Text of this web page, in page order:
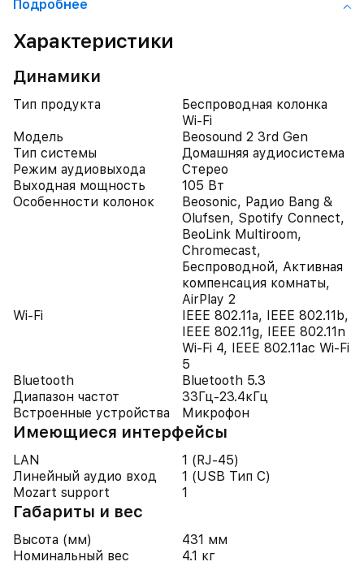
Подробнее
Характеристики
Динамики
Тип продукта
Беспроводная колонка
Wi-Fi
Модель
Beosound 2 3rd Gen
Тип системы
Домашняя аудиосистема
Режим аудиовыхода
Стерео
Выходная мощность
105 Вт
Особенности колонок
Beosonic, Радио Bang &
Olufsen, Spotify Connect,
BeoLink Multiroom,
Chromecast,
Беспроводной, Активная
компенсация комнаты,
AirPlay 2
Wi-Fi
IEEE 802.11a, IEEE 802.11b,
IEEE 802.11g, IEEE 802.11n
Wi-Fi 4, IEEE 802.11ac Wi-Fi
5
Bluetooth
Bluetooth 5.3
Диапазон частот
33Гц-23.4кГц
Встроенные устройства
Микрофон
Имеющиеся интерфейсы
LAN
1 (RJ-45)
Линейный аудио вход
1 (USB Тип C)
Mozart support
1
Габариты и вес
Высота (мм)
431 мм
Номинальный вес
4.1 кг